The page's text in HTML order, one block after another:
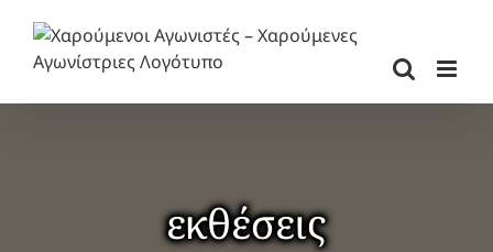
περιεχόμενο
εκθέσεις